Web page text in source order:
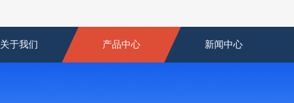
关于我们 产品中心 新闻中心